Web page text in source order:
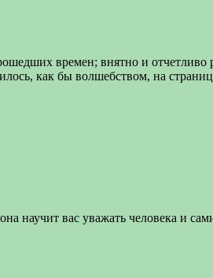
времен; внятно и отчетливо
как бы волшебством, на
научит вас уважать человека и